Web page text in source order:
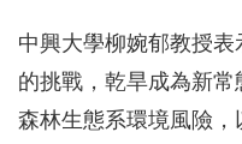
中興大學柳婉郁教授
的挑戰，乾旱成為新
森林生態系環境風險